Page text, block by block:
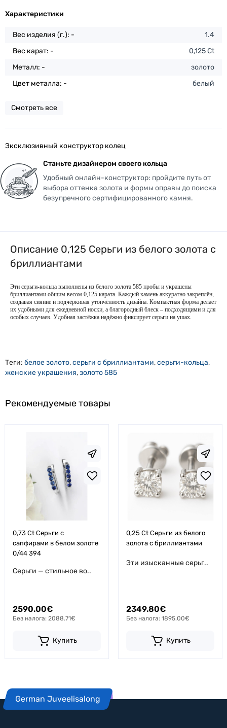
Характеристики
Вес изделия (г.): -
1.4
Вес карат: -
0,125 Ct
Металл: -
золото
Цвет металла: -
белый
Смотреть все
Эксклюзивный конструктор колец
Станьте дизайнером своего кольца
Удобный онлайн-конструктор: пройдите путь от
выбора оттенка золота и формы оправы до поиска
безупречного сертифицированного камня.
Описание 0,125 Серьги из белого золота с
бриллиантами
Эти серьги-кольца выполнены из белого золота 585 пробы и украшены
бриллиантами общим весом 0,125 карата. Каждый камень аккуратно закреплён,
создавая сияние и подчёркивая утончённость дизайна. Компактная форма делает
их удобными для ежедневной носки, а благородный блеск – подходящими и для
особых случаев. Удобная застёжка надёжно фиксирует серьги на ушах.
Теги: белое золото,серьги с бриллиантами,серьги-кольца,
женские украшения,золото 585
Рекомендуемые товары
0,73 Ct Серьги с
сапфирами в белом золоте
0/44 394
Серьги — стильное во..
2590.00€
Без налога: 2088.71€
Купить
0,25 Ct Серьги из белого
золота с бриллиантами
Эти изысканные серьг..
2349.80€
Без налога: 1895.00€
Купить
German Juveelisalong